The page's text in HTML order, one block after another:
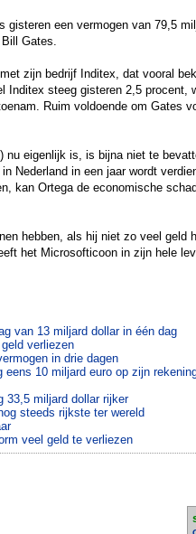
gisteren een vermogen van 79,5
Gates.
zijn bedrijf Inditex, dat vooral
Inditex steeg gisteren 2,5 procent,
Ruim voldoende om Gates
nu eigenlijk is, is bijna niet te
Nederland in een jaar wordt
kan Ortega de economische
hebben, als hij niet zo veel geld
het Microsofticoon in zijn hele
van 13 miljard dollar in één dag
verliezen
in drie dagen
10 miljard euro op zijn
33,5 miljard dollar rijker
steeds rijkste ter wereld
veel geld te verliezen